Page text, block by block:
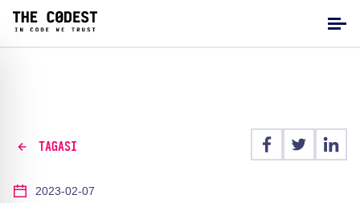
TAGASI
2023-02-07